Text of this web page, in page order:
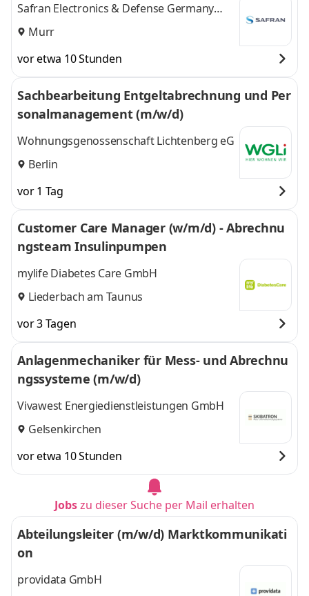
Safran Electronics & Defense Germany
GmbH
Murr
vor etwa 10 Stunden
Sachbearbeitung Entgeltabrechnung und Per
sonalmanagement (m/w/d)
Wohnungsgenossenschaft Lichtenberg eG
Berlin
vor 1 Tag
Customer Care Manager (w/m/d) - Abrechnu
ngsteam Insulinpumpen
mylife Diabetes Care GmbH
Liederbach am Taunus
vor 3 Tagen
Anlagenmechaniker für Mess- und Abrechnu
ngssysteme (m/w/d)
Vivawest Energiedienstleistungen GmbH
Gelsenkirchen
vor etwa 10 Stunden
Jobszu dieser Suche per Mail erhalten
Abteilungsleiter (m/w/d) Marktkommunikati
on
providata GmbH